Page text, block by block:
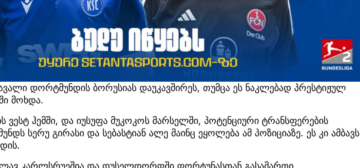
დორტმუნდის ბორუსიას დაუკავშირეს, თუმცა ეს ნაკლებად პრესტიჟულ
მოხდა.
ვესტ ჰემში, და იუსუფა მუკოკოს მარსელში, პოტენციური ტრანსფერების
სერუ გირასი და სებასტიან ალე მაინც ეყოლება ამ პოზიციაზე. ეს კი ამბავს